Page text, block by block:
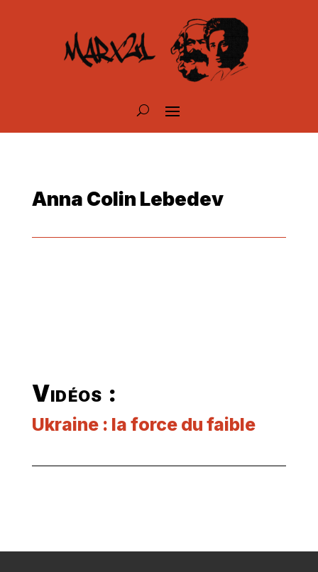
Anna Colin Lebedev
Vidéos :
Ukraine : la force du faible